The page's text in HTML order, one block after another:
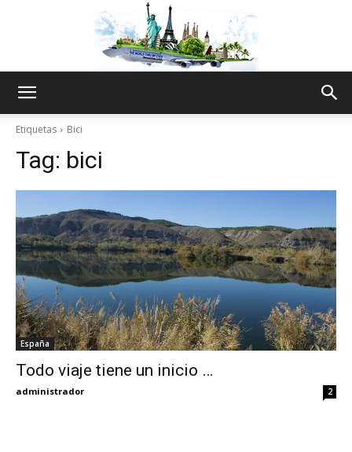
Thru
My
Etiquetas Bici
Tag: bici
España
Todo viaje tiene un inicio …
administrador 2